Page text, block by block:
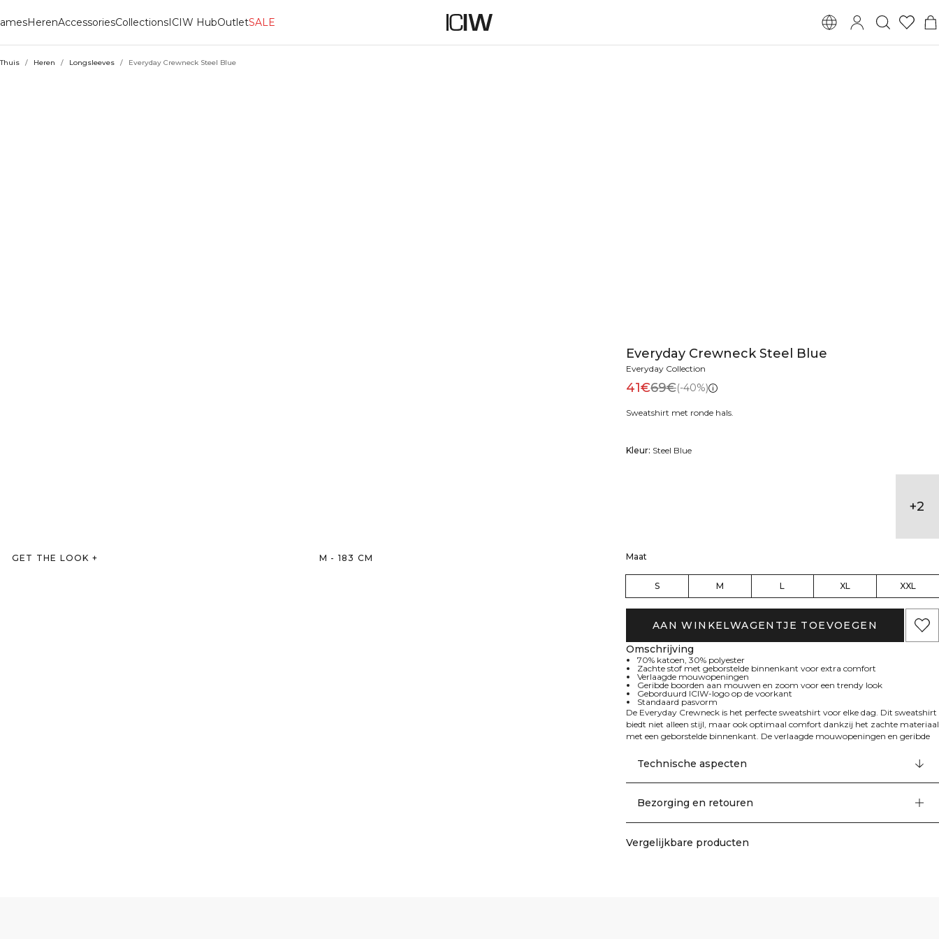
HerenAccessoriesCollectionsICIW HubOutletSALE
Thuis / Heren / Longsleeves / Everyday Crewneck Steel Blue
GET THE LOOK + M - 183 CM
Everyday Crewneck Steel Blue
Everyday Collection
41€69€(-40%)
Sweatshirt met ronde hals.
Kleur: Steel Blue
+2
Maat
S M L XL XXL
AAN WINKELWAGENTJE TOEVOEGEN
Omschrijving
70% katoen, 30% polyester
Zachte stof met geborstelde binnenkant voor extra comfort
Verlaagde mouwopeningen
Geribde boorden aan mouwen en zoom voor een trendy look
Geborduurd ICIW-logo op de voorkant
Standaard pasvorm
De Everyday Crewneck is het perfecte sweatshirt voor elke dag. Dit sweatshirt
biedt niet alleen stijl, maar ook optimaal comfort dankzij het zachte materiaal
met een geborstelde binnenkant. De verlaagde mouwopeningen en geribde
Geborduurd ICIW-logo op de voorkant. Standaard pasvorm. 70% katoen, 30%
Technische aspecten
Bezorging en retouren
Vergelijkbare producten